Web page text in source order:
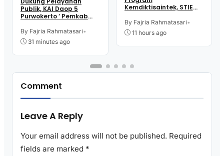
Publik, KAI Daop 5
Purwokerto ‘ Pemkab
Bersinergi
By Fajria Rahmatasari•
31 minutes ago
Kemdiktisaintek, STIE
Gelar Bina Talenta
Indonesia
By Fajria Rahmatasari•
11 hours ago
Comment
Leave A Reply
Your email address will not be published. Required
fields are marked *